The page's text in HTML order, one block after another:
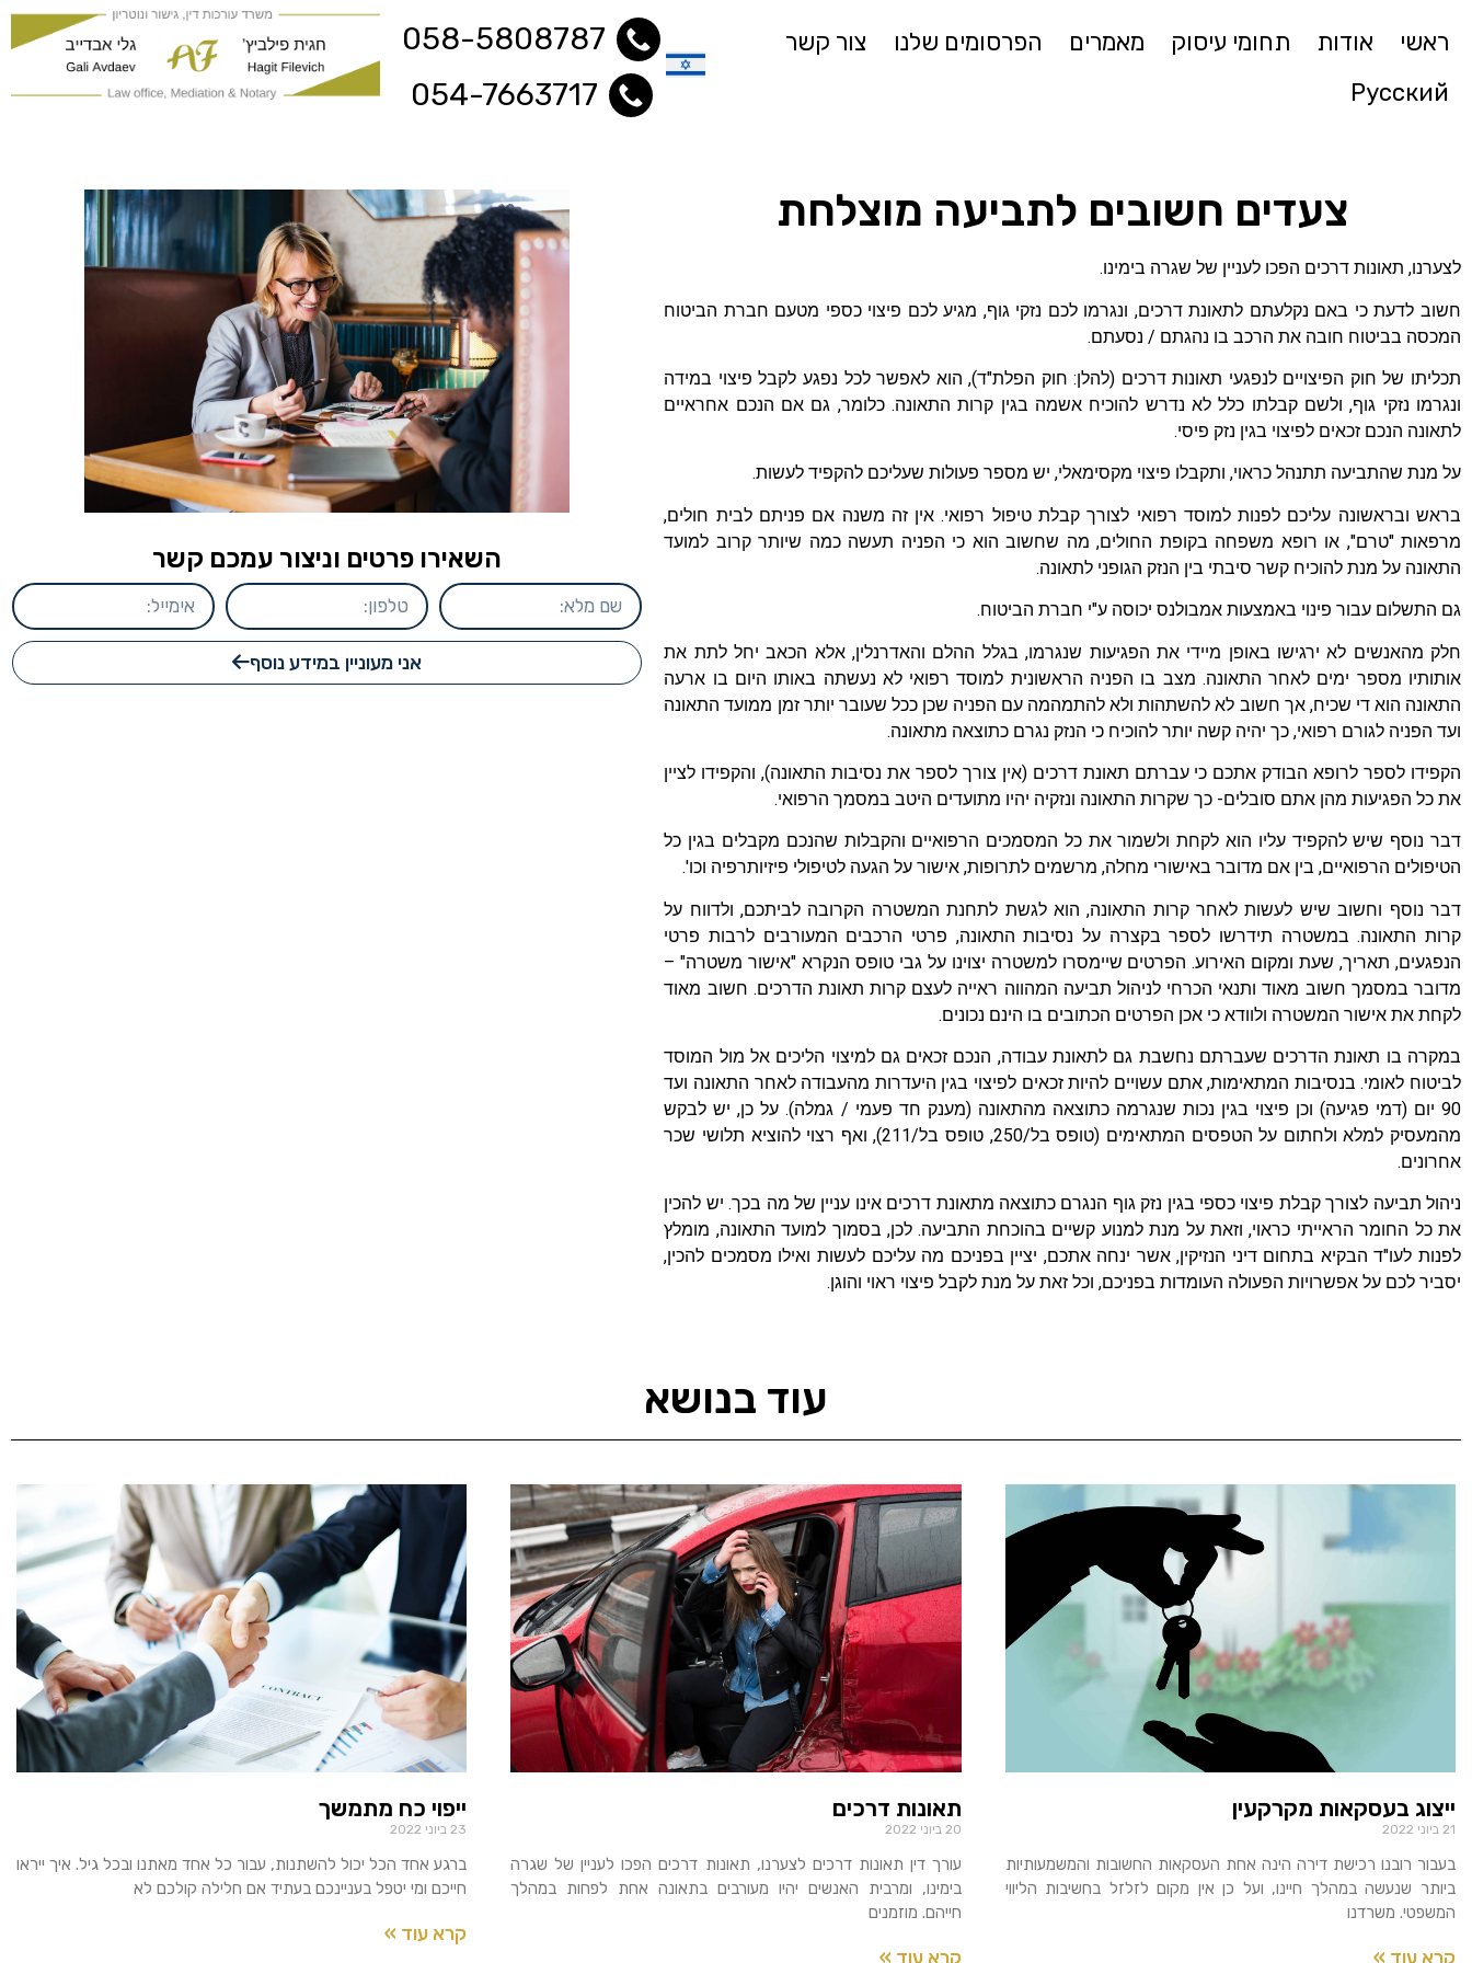
ראשי אודות תחומי עיסוק מאמרים הפרסומים שלנו
צור קשר
Русский
058-5808787
054-7663717
צעדים חשובים לתביעה מוצלחת
לצערנו, תאונות דרכים הפכו לעניין של שגרה בימינו.
חשוב לדעת כי באם נקלעתם לתאונת דרכים, ונגרמו לכם נזקי גוף, מגיע לכם פיצוי כספי מטעם חברת הביטוח
המכסה בביטוח חובה את הרכב בו נהגתם / נסעתם.
תכליתו של חוק הפיצויים לנפגעי תאונות דרכים (להלן: חוק הפלת"ד), הוא לאפשר לכל נפגע לקבל פיצוי במידה
ונגרמו נזקי גוף, ולשם קבלתו כלל לא נדרש להוכיח אשמה בגין קרות התאונה. כלומר, גם אם הנכם אחראיים
לתאונה הנכם זכאים לפיצוי בגין נזק פיסי.
על מנת שהתביעה תתנהל כראוי, ותקבלו פיצוי מקסימאלי, יש מספר פעולות שעליכם להקפיד לעשות.
בראש ובראשונה עליכם לפנות למוסד רפואי לצורך קבלת טיפול רפואי. אין זה משנה אם פניתם לבית חולים,
מרפאות "טרם", או רופא משפחה בקופת החולים, מה שחשוב הוא כי הפניה תעשה כמה שיותר קרוב למועד
התאונה על מנת להוכיח קשר סיבתי בין הנזק הגופני לתאונה.
גם התשלום עבור פינוי באמצעות אמבולנס יכוסה ע"י חברת הביטוח.
חלק מהאנשים לא ירגישו באופן מיידי את הפגיעות שנגרמו, בגלל ההלם והאדרנלין, אלא הכאב יחל לתת את
אותותיו מספר ימים לאחר התאונה. מצב בו הפניה הראשונית למוסד רפואי לא נעשתה באותו היום בו ארעה
התאונה הוא די שכיח, אך חשוב לא להשתהות ולא להתמהמה עם הפניה שכן ככל שעובר יותר זמן ממועד התאונה
ועד הפניה לגורם רפואי, כך יהיה קשה יותר להוכיח כי הנזק נגרם כתוצאה מתאונה.
הקפידו לספר לרופא הבודק אתכם כי עברתם תאונת דרכים (אין צורך לספר את נסיבות התאונה), והקפידו לציין
את כל הפגיעות מהן אתם סובלים- כך שקרות התאונה ונזקיה יהיו מתועדים היטב במסמך הרפואי.
דבר נוסף שיש להקפיד עליו הוא לקחת ולשמור את כל המסמכים הרפואיים והקבלות שהנכם מקבלים בגין כל
הטיפולים הרפואיים, בין אם מדובר באישורי מחלה, מרשמים לתרופות, אישור על הגעה לטיפולי פיזיותרפיה וכו'.
דבר נוסף וחשוב שיש לעשות לאחר קרות התאונה, הוא לגשת לתחנת המשטרה הקרובה לביתכם, ולדווח על
קרות התאונה. במשטרה תידרשו לספר בקצרה על נסיבות התאונה, פרטי הרכבים המעורבים לרבות פרטי
הנפגעים, תאריך, שעת ומקום האירוע. הפרטים שיימסרו למשטרה יצוינו על גבי טופס הנקרא "אישור משטרה" –
מדובר במסמך חשוב מאוד ותנאי הכרחי לניהול תביעה המהווה ראייה לעצם קרות תאונת הדרכים. חשוב מאוד
לקחת את אישור המשטרה ולוודא כי אכן הפרטים הכתובים בו הינם נכונים.
במקרה בו תאונת הדרכים שעברתם נחשבת גם לתאונת עבודה, הנכם זכאים גם למיצוי הליכים אל מול המוסד
לביטוח לאומי. בנסיבות המתאימות, אתם עשויים להיות זכאים לפיצוי בגין היעדרות מהעבודה לאחר התאונה ועד
90 יום (דמי פגיעה) וכן פיצוי בגין נכות שנגרמה כתוצאה מהתאונה (מענק חד פעמי / גמלה). על כן, יש לבקש
מהמעסיק למלא ולחתום על הטפסים המתאימים (טופס בל/250, טופס בל/211), ואף רצוי להוציא תלושי שכר
אחרונים.
ניהול תביעה לצורך קבלת פיצוי כספי בגין נזק גוף הנגרם כתוצאה מתאונת דרכים אינו עניין של מה בכך. יש להכין
את כל החומר הראייתי כראוי, וזאת על מנת למנוע קשיים בהוכחת התביעה. לכן, בסמוך למועד התאונה, מומלץ
לפנות לעו"ד הבקיא בתחום דיני הנזיקין, אשר ינחה אתכם, יציין בפניכם מה עליכם לעשות ואילו מסמכים להכין,
יסביר לכם על אפשרויות הפעולה העומדות בפניכם, וכל זאת על מנת לקבל פיצוי ראוי והוגן.
השאירו פרטים וניצור עמכם קשר
אני מעוניין במידע נוסף
עוד בנושא
ייצוג בעסקאות מקרקעין
21 ביוני 2022
בעבור רובנו רכישת דירה הינה אחת העסקאות החשובות והמשמעותיות
ביותר שנעשה במהלך חיינו, ועל כן אין מקום לזלזל בחשיבות הליווי
המשפטי. משרדנו
קרא עוד »
תאונות דרכים
20 ביוני 2022
עורך דין תאונות דרכים לצערנו, תאונות דרכים הפכו לעניין של שגרה
בימינו, ומרבית האנשים יהיו מעורבים בתאונה אחת לפחות במהלך
חייהם. מוזמנים
קרא עוד »
ייפוי כח מתמשך
23 ביוני 2022
ברגע אחד הכל יכול להשתנות, עבור כל אחד מאתנו ובכל גיל. איך ייראו
חייכם ומי יטפל בעניינכם בעתיד אם חלילה קולכם לא
קרא עוד »